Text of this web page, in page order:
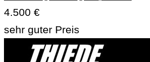
4.500 €
sehr guter Preis